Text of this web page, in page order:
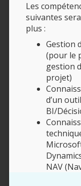
Les
suivantes
plus :
Gestion
(pour le
gestion
projet)
d’un
BI/
NAV